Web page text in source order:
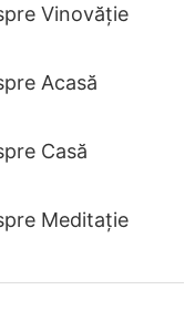
Vinovăție
Acasă
Casă
Meditație